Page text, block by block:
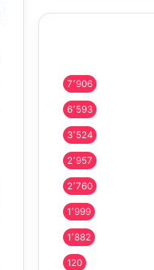
7٬906
6٬593
3٬524
2٬957
2٬760
1٬999
1٬882
120